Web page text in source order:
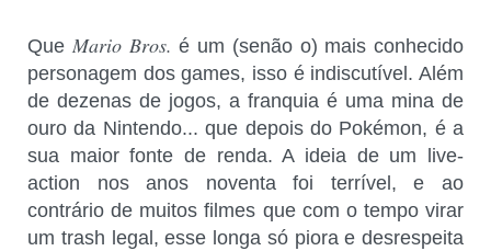
Que Mario Bros. é um (senão o) mais conhecido
personagem dos games, isso é indiscutível. Além
de dezenas de jogos, a franquia é uma mina de
ouro da Nintendo... que depois do Pokémon, é a
sua maior fonte de renda. A ideia de um live-
action nos anos noventa foi terrível, e ao
contrário de muitos filmes que com o tempo virar
um trash legal, esse longa só piora e desrespeita